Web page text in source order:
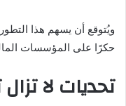
ويُتوقع أن يسهم هذا
حكرًا على المؤسسات
تحديات لا